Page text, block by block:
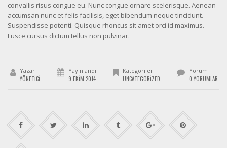
convallis risus congue eu. Nunc congue ornare scelerisque. Aenean
accumsan nunc et felis facilisis, eget bibendum neque tincidunt.
Suspendisse potenti. Quisque rhoncus sit amet orci id maximus.
Fusce cursus dictum tellus non pulvinar.
Yazar
YÖNETICI
Yayınlandı
9 EKIM 2014
Kategoriler
UNCATEGORIZED
Yorum
0 YORUMLAR